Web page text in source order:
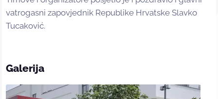
vatrogasni zapovjednik Republike Hrvatske Slavko
Tucaković.
Galerija